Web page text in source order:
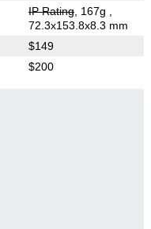
IP Rating, 167g
72.3x153.8x8.3 mm
$149
$200